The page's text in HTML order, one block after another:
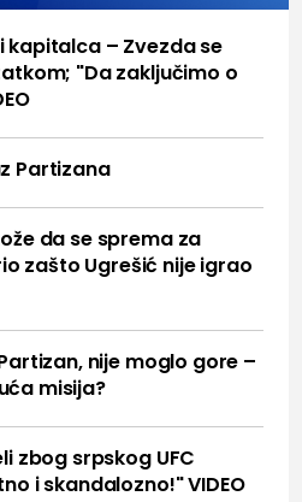
kapitalca – Zvezda se
"Da zaključimo o
Partizana
da se sprema za
zašto Ugrešić nije igrao
nije moglo gore –
misija?
zbog srpskog UFC
i skandalozno!" VIDEO